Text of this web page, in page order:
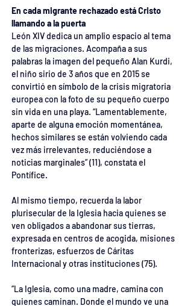
En cada migrante rechazado está Cristo
llamando a la puerta
León XIV dedica un amplio espacio al tema
de las migraciones. Acompaña a sus
palabras la imagen del pequeño Alan Kurdi,
el niño sirio de 3 años que en 2015 se
convirtió en símbolo de la crisis migratoria
europea con la foto de su pequeño cuerpo
sin vida en una playa. “Lamentablemente,
aparte de alguna emoción momentánea,
hechos similares se están volviendo cada
vez más irrelevantes, reduciéndose a
noticias marginales” (11), constata el
Pontífice.
Al mismo tiempo, recuerda la labor
plurisecular de la Iglesia hacia quienes se
ven obligados a abandonar sus tierras,
expresada en centros de acogida, misiones
fronterizas, esfuerzos de Cáritas
Internacional y otras instituciones (75).
“La Iglesia, como una madre, camina con
quienes caminan. Donde el mundo ve una